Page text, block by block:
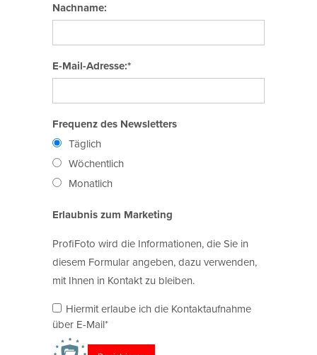
Nachname:
E-Mail-Adresse:*
Frequenz des Newsletters
Täglich
Wöchentlich
Monatlich
Erlaubnis zum Marketing
ProfiFoto wird die Informationen, die Sie in
diesem Formular angeben, dazu verwenden,
mit Ihnen in Kontakt zu bleiben.
Hiermit erlaube ich die Kontaktaufnahme
über E-Mail*